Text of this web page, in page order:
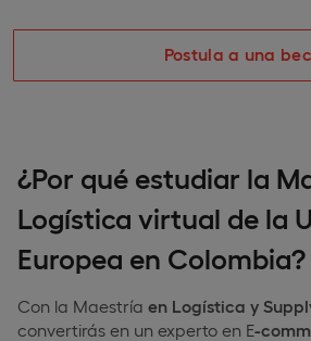
Postula a una
¿Por qué estudiar la
Logística virtual de la
Europea en Colombia?
Con la Maestría en Logística y
convertirás en un experto en E-